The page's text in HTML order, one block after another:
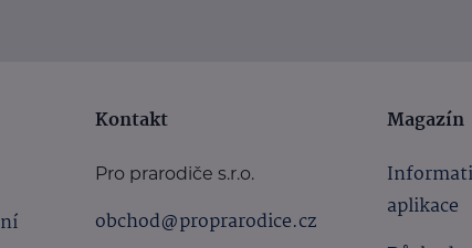
Kontakt
Pro prarodiče s.r.o.
obchod@proprarodice.cz
Magazín
aplikace